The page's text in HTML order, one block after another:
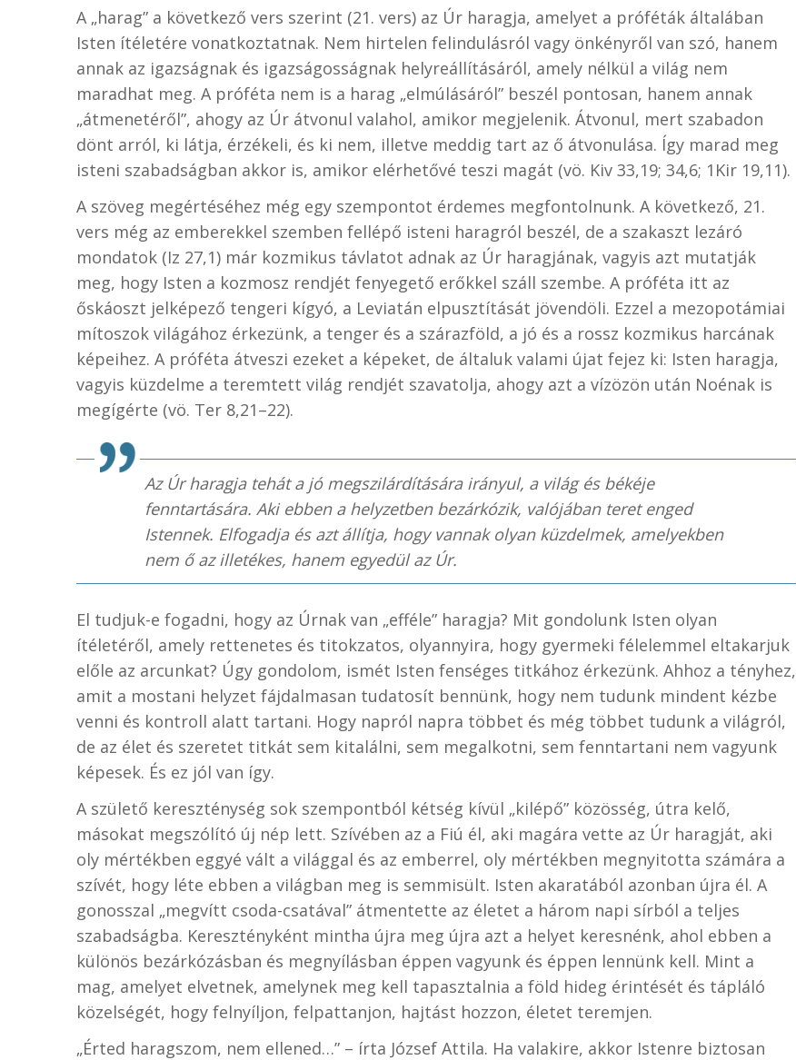
A „harag” a következő vers szerint (21. vers) az Úr haragja, amelyet a próféták általában
Isten ítéletére vonatkoztatnak. Nem hirtelen felindulásról vagy önkényről van szó, hanem
annak az igazságnak és igazságosságnak helyreállításáról, amely nélkül a világ nem
maradhat meg. A próféta nem is a harag „elmúlásáról” beszél pontosan, hanem annak
„átmenetéről”, ahogy az Úr átvonul valahol, amikor megjelenik. Átvonul, mert szabadon
dönt arról, ki látja, érzékeli, és ki nem, illetve meddig tart az ő átvonulása. Így marad meg
isteni szabadságban akkor is, amikor elérhetővé teszi magát (vö. Kiv 33,19; 34,6; 1Kir 19,11).
A szöveg megértéséhez még egy szempontot érdemes megfontolnunk. A következő, 21.
vers még az emberekkel szemben fellépő isteni haragról beszél, de a szakaszt lezáró
mondatok (Iz 27,1) már kozmikus távlatot adnak az Úr haragjának, vagyis azt mutatják
meg, hogy Isten a kozmosz rendjét fenyegető erőkkel száll szembe. A próféta itt az
őskáoszt jelképező tengeri kígyó, a Leviatán elpusztítását jövendöli. Ezzel a mezopotámiai
mítoszok világához érkezünk, a tenger és a szárazföld, a jó és a rossz kozmikus harcának
képeihez. A próféta átveszi ezeket a képeket, de általuk valami újat fejez ki: Isten haragja,
vagyis küzdelme a teremtett világ rendjét szavatolja, ahogy azt a vízözön után Noénak is
megígérte (vö. Ter 8,21–22).
Az Úr haragja tehát a jó megszilárdítására irányul, a világ és békéje
fenntartására. Aki ebben a helyzetben bezárkózik, valójában teret enged
Istennek. Elfogadja és azt állítja, hogy vannak olyan küzdelmek, amelyekben
nem ő az illetékes, hanem egyedül az Úr.
El tudjuk-e fogadni, hogy az Úrnak van „efféle” haragja? Mit gondolunk Isten olyan
ítéletéről, amely rettenetes és titokzatos, olyannyira, hogy gyermeki félelemmel eltakarjuk
előle az arcunkat? Úgy gondolom, ismét Isten fenséges titkához érkezünk. Ahhoz a tényhez,
amit a mostani helyzet fájdalmasan tudatosít bennünk, hogy nem tudunk mindent kézbe
venni és kontroll alatt tartani. Hogy napról napra többet és még többet tudunk a világról,
de az élet és szeretet titkát sem kitalálni, sem megalkotni, sem fenntartani nem vagyunk
képesek. És ez jól van így.
A születő kereszténység sok szempontból kétség kívül „kilépő” közösség, útra kelő,
másokat megszólító új nép lett. Szívében az a Fiú él, aki magára vette az Úr haragját, aki
oly mértékben eggyé vált a világgal és az emberrel, oly mértékben megnyitotta számára a
szívét, hogy léte ebben a világban meg is semmisült. Isten akaratából azonban újra él. A
gonosszal „megvítt csoda-csatával” átmentette az életet a három napi sírból a teljes
szabadságba. Keresztényként mintha újra meg újra azt a helyet keresnénk, ahol ebben a
különös bezárkózásban és megnyílásban éppen vagyunk és éppen lennünk kell. Mint a
mag, amelyet elvetnek, amelynek meg kell tapasztalnia a föld hideg érintését és tápláló
közelségét, hogy felnyíljon, felpattanjon, hajtást hozzon, életet teremjen.
„Érted haragszom, nem ellened…” – írta József Attila. Ha valakire, akkor Istenre biztosan